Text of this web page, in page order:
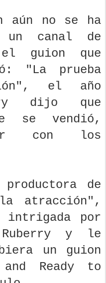
aún no se ha
un canal de
guion que
"La prueba
el año
dijo que
se vendió,
con los
de
atracción",
intrigada por
y le
un guion
Ready to